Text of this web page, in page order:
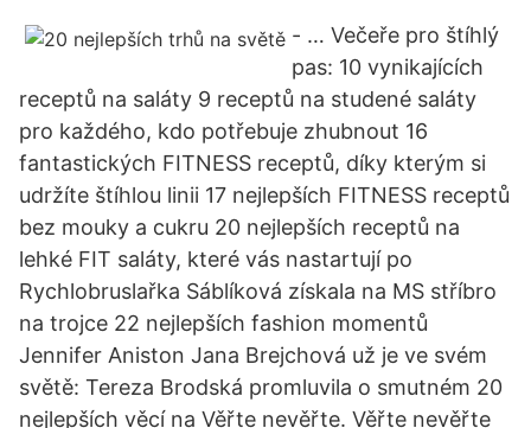
- … Večeře pro štíhlý
pas: 10 vynikajících
receptů na saláty 9 receptů na studené saláty
pro každého, kdo potřebuje zhubnout 16
fantastických FITNESS receptů, díky kterým si
udržíte štíhlou linii 17 nejlepších FITNESS receptů
bez mouky a cukru 20 nejlepších receptů na
lehké FIT saláty, které vás nastartují po
Rychlobruslařka Sáblíková získala na MS stříbro
na trojce 22 nejlepších fashion momentů
Jennifer Aniston Jana Brejchová už je ve svém
světě: Tereza Brodská promluvila o smutném 20
nejlepších věcí na Věřte nevěřte. Věřte nevěřte